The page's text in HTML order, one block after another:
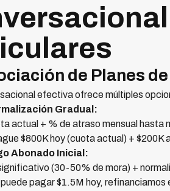
de Planes
efectiva ofrece múltiples
Gradual:
actual + % de atraso mensual hasta
$800K hoy (cuota actual) +
Abonado Inicial:
(30-50% de mora) +
pagar $1.5M hoy,